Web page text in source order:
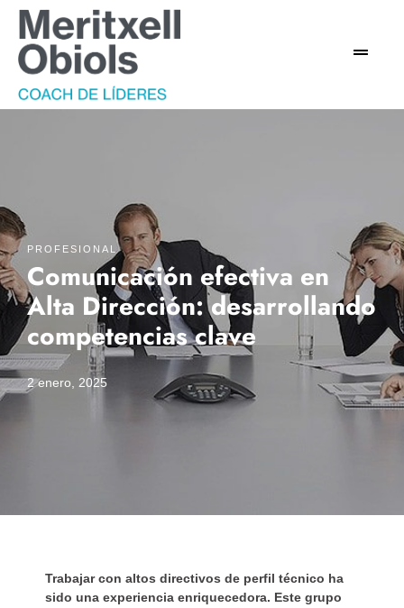
PROFESIONAL
Comunicación efectiva en
Alta Dirección: desarrollando
competencias clave
2 enero, 2025
Trabajar con altos directivos de perfil técnico ha
sido una experiencia enriquecedora. Este grupo